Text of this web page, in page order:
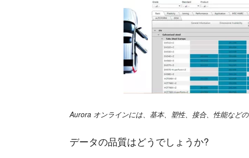
Aurora オンラインには、基本、塑性、接合、性能など
データの品質はどうでしょうか?